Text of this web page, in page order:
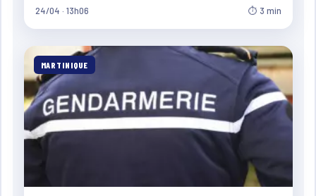
24/04 · 13h06 ⏱ 3 min
MARTINIQUE